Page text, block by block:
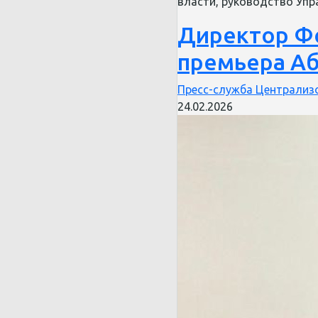
Директор
премьера
Пресс-служба
24.02.2026